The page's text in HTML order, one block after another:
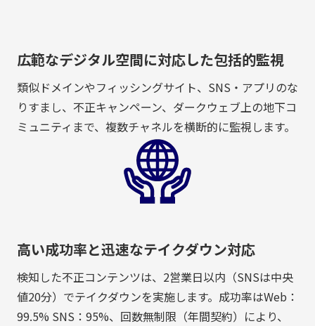
広範なデジタル空間に対応した包括的監視
類似ドメインやフィッシングサイト、SNS・アプリのな
りすまし、不正キャンペーン、ダークウェブ上の地下コ
ミュニティまで、複数チャネルを横断的に監視します。
高い成功率と迅速なテイクダウン対応
検知した不正コンテンツは、2営業日以内（SNSは中央
値20分）でテイクダウンを実施します。成功率はWeb：
99.5% SNS：95%、回数無制限（年間契約）により、